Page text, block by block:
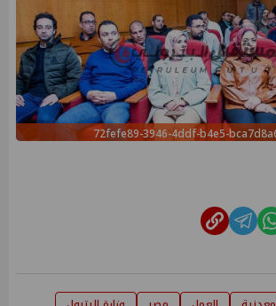
72fefe89-3946-4ddf-b4e5-